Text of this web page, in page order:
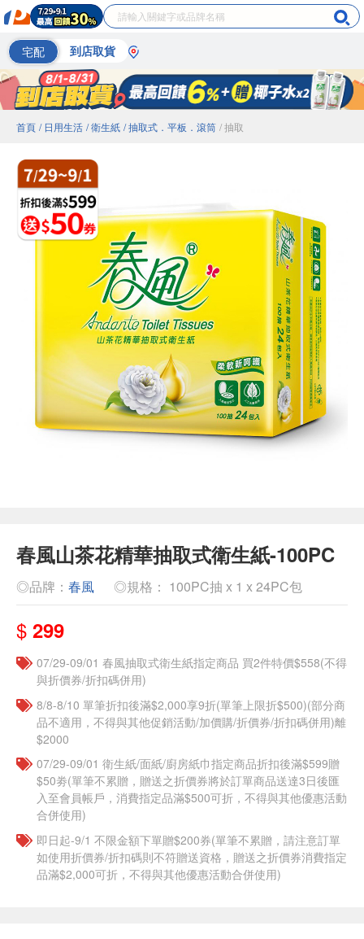
宅配 到店取貨
首頁 / 日用生活 / 衛生紙 / 抽取式．平板．滾筒 / 抽取
春風山茶花精華抽取式衛生紙-100PC
◎品牌： 春風 ◎規格： 100PC抽 x 1 x 24PC包
$ 299
07/29-09/01 春風抽取式衛生紙指定商品 買2件特價$558(不得
與折價券/折扣碼併用)
8/8-8/10 單筆折扣後滿$2,000享9折(單筆上限折$500)(部分商
品不適用，不得與其他促銷活動/加價購/折價券/折扣碼併用)離
$2000
07/29-09/01 衛生紙/面紙/廚房紙巾指定商品折扣後滿$599贈
$50劵(單筆不累贈，贈送之折價券將於訂單商品送達3日後匯
入至會員帳戶，消費指定品滿$500可折，不得與其他優惠活動
合併使用)
即日起-9/1 不限金額下單贈$200券(單筆不累贈，請注意訂單
如使用折價券/折扣碼則不符贈送資格，贈送之折價券消費指定
品滿$2,000可折，不得與其他優惠活動合併使用)